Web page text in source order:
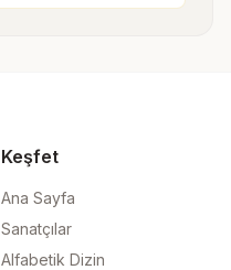
Keşfet
Ana Sayfa
Sanatçılar
Alfabetik Dizin